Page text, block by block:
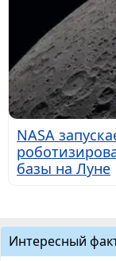
NASA
базы на Луне
Интересный